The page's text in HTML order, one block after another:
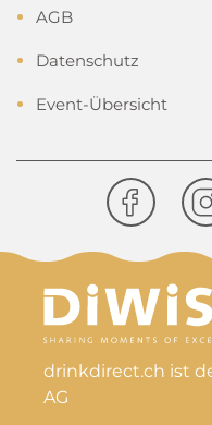
AGB
Datenschutz
Event-Übersicht
drinkdirect.ch ist
AG